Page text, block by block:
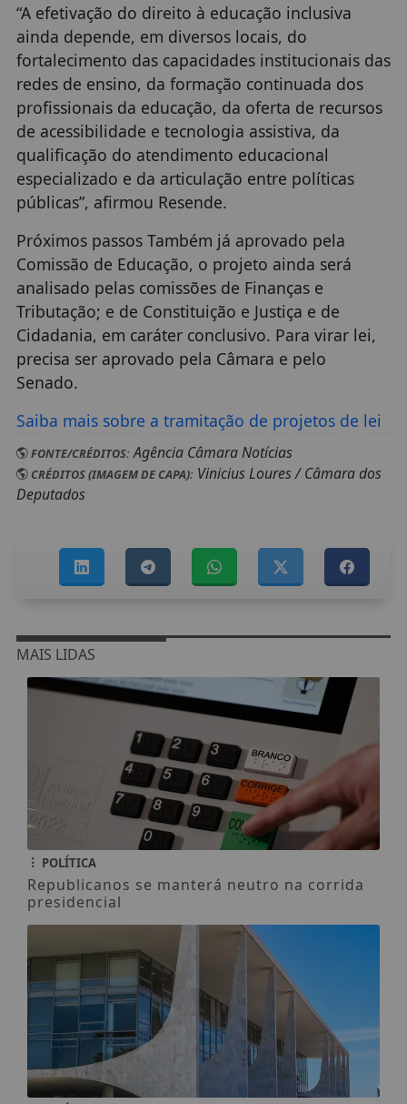
“A efetivação do direito à educação inclusiva
ainda depende, em diversos locais, do
fortalecimento das capacidades institucionais das
redes de ensino, da formação continuada dos
profissionais da educação, da oferta de recursos
de acessibilidade e tecnologia assistiva, da
qualificação do atendimento educacional
especializado e da articulação entre políticas
públicas”, afirmou Resende.
Próximos passos Também já aprovado pela
Comissão de Educação, o projeto ainda será
analisado pelas comissões de Finanças e
Tributação; e de Constituição e Justiça e de
Cidadania, em caráter conclusivo. Para virar lei,
precisa ser aprovado pela Câmara e pelo
Senado.
Saiba mais sobre a tramitação de projetos de lei
FONTE/CRÉDITOS:Agência Câmara Notícias
CRÉDITOS (IMAGEM DE CAPA):Vinicius Loures / Câmara dos
Deputados
MAIS LIDAS
POLÍTICA
Republicanos se manterá neutro na corrida
presidencial